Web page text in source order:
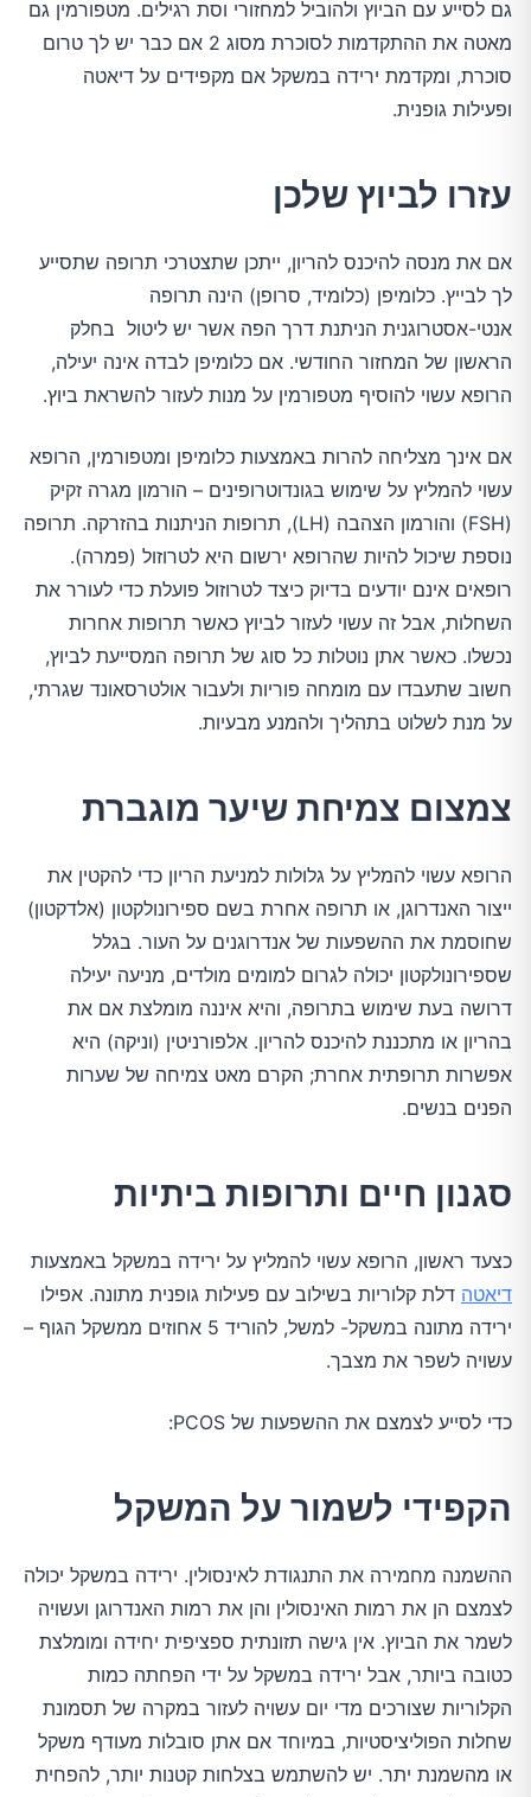
גם לסייע עם הביוץ ולהוביל למחזורי וסת רגילים. מטפורמין גם
מאטה את ההתקדמות לסוכרת מסוג 2 אם כבר יש לך טרום
סוכרת, ומקדמת ירידה במשקל אם מקפידים על דיאטה
ופעילות גופנית.
עזרו לביוץ שלכן
אם את מנסה להיכנס להריון, ייתכן שתצטרכי תרופה שתסייע
לך לבייץ. כלומיפן (כלומיד, סרופן) הינה תרופה
אנטי-אסטרוגנית הניתנת דרך הפה אשר יש ליטול בחלק
הראשון של המחזור החודשי. אם כלומיפן לבדה אינה יעילה,
הרופא עשוי להוסיף מטפורמין על מנות לעזור להשראת ביוץ.
אם אינך מצליחה להרות באמצעות כלומיפן ומטפורמין, הרופא
עשוי להמליץ ​​על שימוש בגונדוטרופינים – הורמון מגרה זקיק
(FSH) והורמון הצהבה (LH), תרופות הניתנות בהזרקה. תרופה
נוספת שיכול להיות שהרופא ירשום היא לטרוזול (פמרה).
רופאים אינם יודעים בדיוק כיצד לטרוזול פועלת כדי לעורר את
השחלות, אבל זה עשוי לעזור לביוץ כאשר תרופות אחרות
נכשלו. כאשר אתן נוטלות כל סוג של תרופה המסייעת לביוץ,
חשוב שתעבדו עם מומחה פוריות ולעבור אולטרסאונד שגרתי,
על מנת לשלוט בתהליך ולהמנע מבעיות.
צמצום צמיחת שיער מוגברת
הרופא עשוי להמליץ על גלולות למניעת הריון כדי להקטין את
ייצור האנדרוגן, או תרופה אחרת בשם ספירונולקטון (אלדקטון)
שחוסמת את ההשפעות של אנדרוגנים על העור. בגלל
שספירונולקטון יכולה לגרום למומים מולדים, מניעה יעילה
דרושה בעת שימוש בתרופה, והיא איננה מומלצת אם את
בהריון או מתכננת להיכנס להריון. אלפורניטין (וניקה) היא
אפשרות תרופתית אחרת; הקרם מאט צמיחה של שערות
הפנים בנשים.
סגנון חיים ותרופות ביתיות
כצעד ראשון, הרופא עשוי להמליץ ​​על ירידה במשקל באמצעות
דיאטה דלת קלוריות בשילוב עם פעילות גופנית מתונה. אפילו
ירידה מתונה במשקל- למשל, להוריד 5 אחוזים ממשקל הגוף –
עשויה לשפר את מצבך.
כדי לסייע לצמצם את ההשפעות של PCOS:
הקפידי לשמור על המשקל
ההשמנה מחמירה את התנגודת לאינסולין. ירידה במשקל יכולה
לצמצם הן את רמות האינסולין והן את רמות האנדרוגן ועשויה
לשמר את הביוץ. אין גישה תזונתית ספציפית יחידה ומומלצת
כטובה ביותר, אבל ירידה במשקל על ידי הפחתה כמות
הקלוריות שצורכים מדי יום עשויה לעזור במקרה של תסמונת
שחלות הפוליציסטיות, במיוחד אם אתן סובלות מעודף משקל
או מהשמנת יתר. יש להשתמש בצלחות קטנות יותר, להפחית